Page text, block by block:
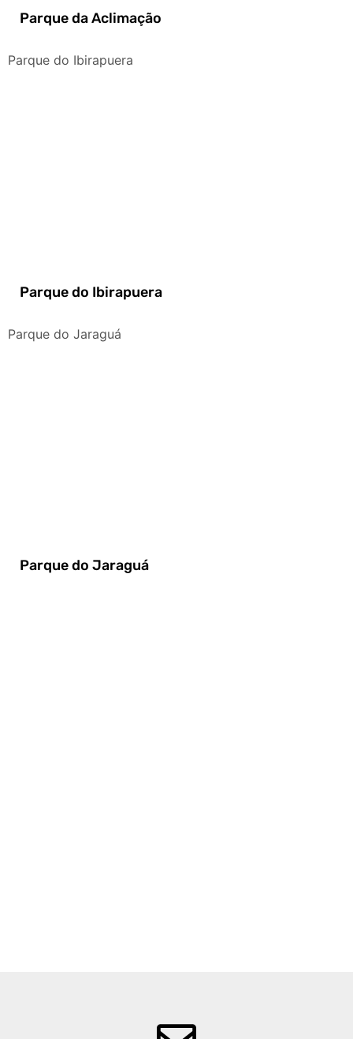
Parque da Aclimação
Parque do Ibirapuera
Parque do Ibirapuera
Parque do Jaraguá
Parque do Jaraguá